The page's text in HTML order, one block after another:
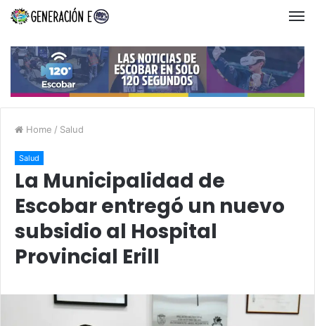
Home / Salud
Salud
La Municipalidad de
Escobar entregó un nuevo
subsidio al Hospital
Provincial Erill